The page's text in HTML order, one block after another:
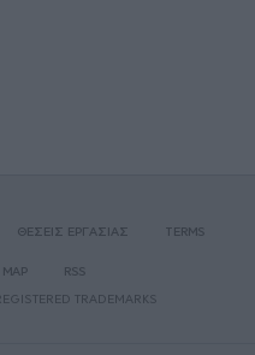
ΘΕΣΕΙΣ ΕΡΓΑΣΙΑΣ TERMS
MAP
RSS
TRADEMARKS